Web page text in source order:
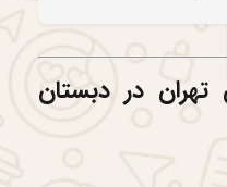
تهران در دبستان